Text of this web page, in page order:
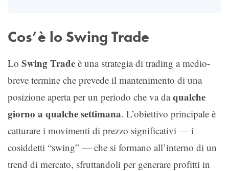
Cos’è lo Swing Trade
Lo Swing Trade è una strategia di trading a medio-
breve termine che prevede il mantenimento di una
posizione aperta per un periodo che va daqualche
giorno a qualche settimana. L’obiettivo principale è
catturare i movimenti di prezzo significativi — i
cosiddetti “swing” — che si formano all’interno di un
trend di mercato, sfruttandoli per generare profitti in